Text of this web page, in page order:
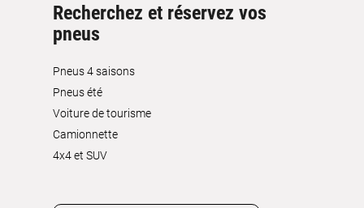
Recherchez et réservez vos
pneus
Pneus 4 saisons
Pneus été
Voiture de tourisme
Camionnette
4x4 et SUV